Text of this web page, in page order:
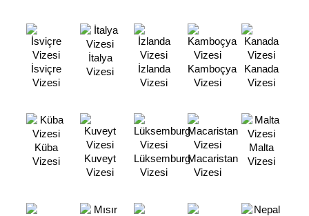
İsviçre
Vizesi
İtalya
Vizesi
İzlanda
Vizesi
Kamboçya
Vizesi
Kanada
Vizesi
Küba
Vizesi
Kuveyt
Vizesi
Lüksemburg
Vizesi
Macaristan
Vizesi
Malta
Vizesi